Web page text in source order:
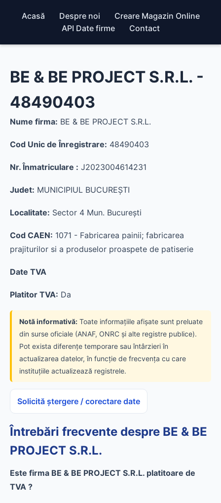
Acasă Despre noi
Creare Magazin Online
API Date firme
Contact
BE & BE PROJECT S.R.L. -
48490403
Nume firma: BE & BE PROJECT S.R.L.
Cod Unic de Înregistrare: 48490403
Nr. Înmatriculare : J2023004614231
Judet: MUNICIPIUL BUCUREŞTI
Localitate: Sector 4 Mun. Bucureşti
Cod CAEN: 1071 - Fabricarea painii; fabricarea
prajiturilor si a produselor proaspete de patiserie
Date TVA
Platitor TVA: Da
Notă informativă: Toate informațiile afișate sunt preluate
din surse oficiale (ANAF, ONRC și alte registre publice).
Pot exista diferențe temporare sau întârzieri în
actualizarea datelor, în funcție de frecvența cu care
instituțiile actualizează registrele.
Solicită ștergere / corectare date
Întrebări frecvente despre BE & BE
PROJECT S.R.L.
Este firma BE & BE PROJECT S.R.L. platitoare de
TVA ?